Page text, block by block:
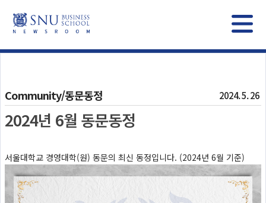
Community/동문동정 2024. 5. 26
2024년 6월 동문동정
서울대학교 경영대학(원) 동문의 최신 동정입니다. (2024년 6월 기준)